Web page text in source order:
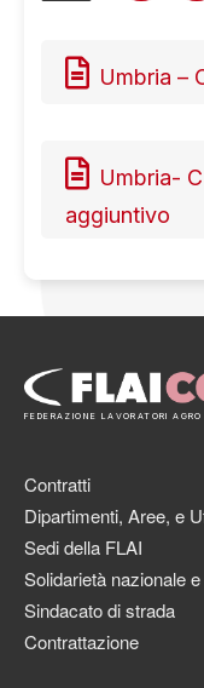
Umbria –
Umbria-
aggiuntivo
FEDERAZIONE LAVORATORI
Contratti
Dipartimenti, Aree, e
Sedi della FLAI
Solidarietà nazionale
Sindacato di strada
Contrattazione